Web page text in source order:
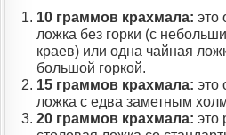
10 граммов крахмала: это
ложка без горки (с
краев) или одна чайная
большой горкой.
15 граммов крахмала: это
ложка с едва заметным
20 граммов крахмала: это